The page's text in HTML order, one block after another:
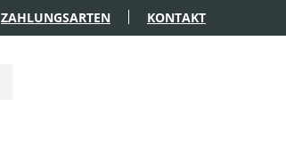
ZAHLUNGSARTEN KONTAKT